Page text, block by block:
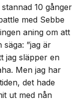
10 gånger
med Sebbe
aning om att
”jag är
jag släpper en
Men jag har
det hade
ut med nån